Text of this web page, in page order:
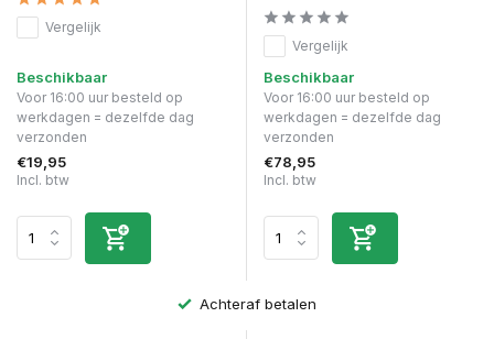
Vergelijk
Beschikbaar
Voor 16:00 uur besteld op
werkdagen = dezelfde dag
verzonden
€19,95
Incl. btw
Vergelijk
Beschikbaar
Voor 16:00 uur besteld op
werkdagen = dezelfde dag
verzonden
€78,95
Incl. btw
Achteraf betalen